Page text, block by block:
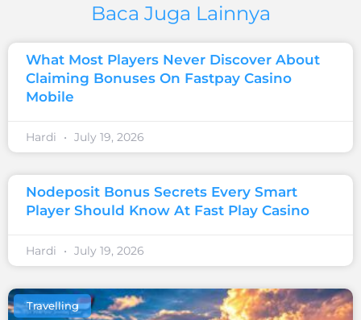
Baca Juga Lainnya
What Most Players Never Discover About
Claiming Bonuses On Fastpay Casino
Mobile
Hardi July 19, 2026
Nodeposit Bonus Secrets Every Smart
Player Should Know At Fast Play Casino
Hardi July 19, 2026
Travelling